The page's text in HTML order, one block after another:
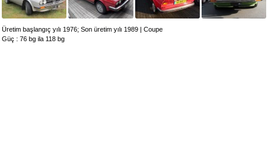
Üretim başlangıç yılı 1976; Son üretim yılı 1989 | Coupe
Güç : 76 bg ila 118 bg